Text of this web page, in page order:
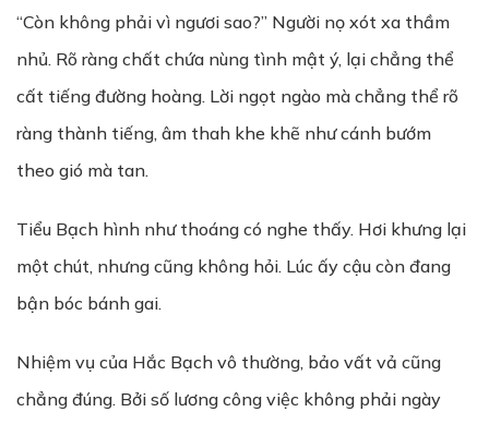
“Còn không phải vì ngươi sao?” Người nọ xót xa thầm
nhủ. Rõ ràng chất chứa nùng tình mật ý, lại chẳng thể
cất tiếng đường hoàng. Lời ngọt ngào mà chẳng thể rõ
ràng thành tiếng, âm thah khe khẽ như cánh bướm
theo gió mà tan.
Tiểu Bạch hình như thoáng có nghe thấy. Hơi khưng lại
một chút, nhưng cũng không hỏi. Lúc ấy cậu còn đang
bận bóc bánh gai.
Nhiệm vụ của Hắc Bạch vô thường, bảo vất vả cũng
chẳng đúng. Bởi số lương công việc không phải ngày